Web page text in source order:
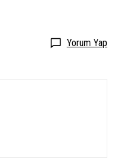
Yorum Yap